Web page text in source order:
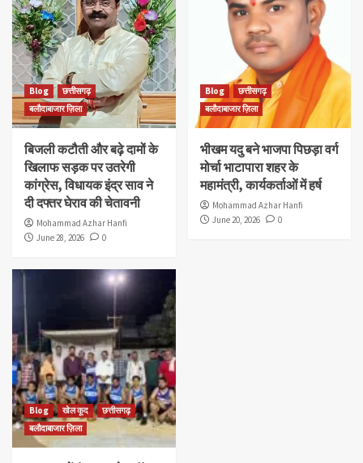
Blog
छत्तीसगढ़
बलौदाबाजार ज़िला
बिजली कटौती और बढ़े दामों के
खिलाफ सड़क पर उतरेगी
कांग्रेस, विधायक इंद्र साव ने
दी दफ्तर घेराव की चेतावनी
Mohammad Azhar Hanfi
June 28, 2026
0
Blog
छत्तीसगढ़
बलौदाबाजार ज़िला
भीखम यदु बने भाजपा पिछड़ा वर्ग
मोर्चा भाटापारा शहर के
महामंत्री, कार्यकर्ताओं में हर्ष
Mohammad Azhar Hanfi
June 20, 2026
0
Blog खेल कूद
छत्तीसगढ़
बलौदाबाजार ज़िला